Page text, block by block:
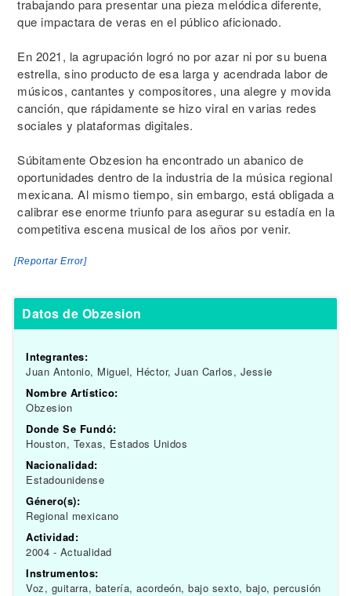
trabajando para presentar una pieza melódica diferente,
que impactara de veras en el público aficionado.
En 2021, la agrupación logró no por azar ni por su buena
estrella, sino producto de esa larga y acendrada labor de
músicos, cantantes y compositores, una alegre y movida
canción, que rápidamente se hizo viral en varias redes
sociales y plataformas digitales.
Súbitamente Obzesion ha encontrado un abanico de
oportunidades dentro de la industria de la música regional
mexicana. Al mismo tiempo, sin embargo, está obligada a
calibrar ese enorme triunfo para asegurar su estadía en la
competitiva escena musical de los años por venir.
[Reportar Error]
Datos de Obzesion
Integrantes:
Juan Antonio, Miguel, Héctor, Juan Carlos, Jessie
Nombre Artístico:
Obzesion
Donde Se Fundó:
Houston, Texas, Estados Unidos
Nacionalidad:
Estadounidense
Género(s):
Regional mexicano
Actividad:
2004 - Actualidad
Instrumentos:
Voz, guitarra, batería, acordeón, bajo sexto, bajo, percusión